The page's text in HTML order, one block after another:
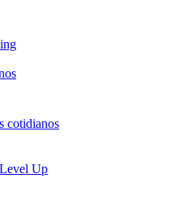
cotidianos
Level Up